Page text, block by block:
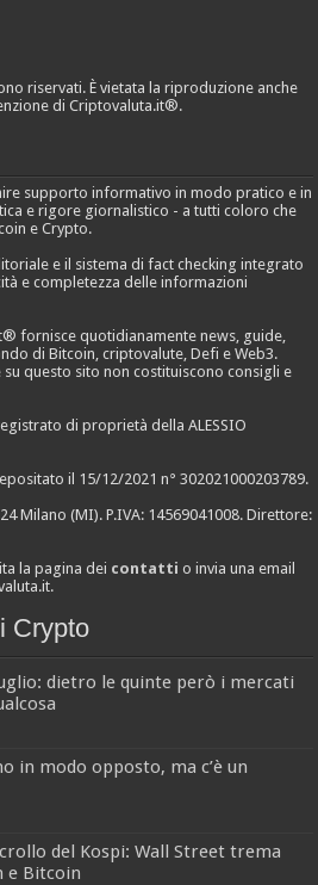
riservati. È vietata la riproduzione anche
di Criptovaluta.it®.
supporto informativo in modo pratico e in
e rigore giornalistico - a tutti coloro che
e Crypto.
e il sistema di fact checking integrato
e completezza delle informazioni
fornisce quotidianamente news, guide,
di Bitcoin, criptovalute, Defi e Web3.
questo sito non costituiscono consigli e
di proprietà della ALESSIO
il 15/12/2021 n° 302021000203789.
Milano (MI). P.IVA: 14569041008. Direttore:
la pagina dei contatti o invia una email
.
Crypto
dietro le quinte però i mercati
in modo opposto, ma c’è un
del Kospi: Wall Street trema
e Bitcoin